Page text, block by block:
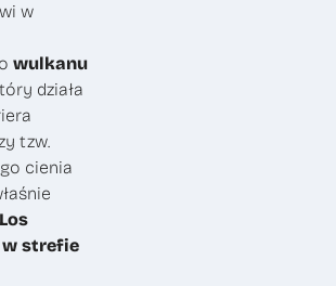
w
wulkanu
działa
tzw.
cienia
strefie